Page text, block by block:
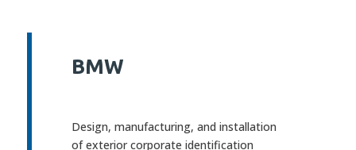
BMW
Design, manufacturing, and installation
of exterior corporate identification